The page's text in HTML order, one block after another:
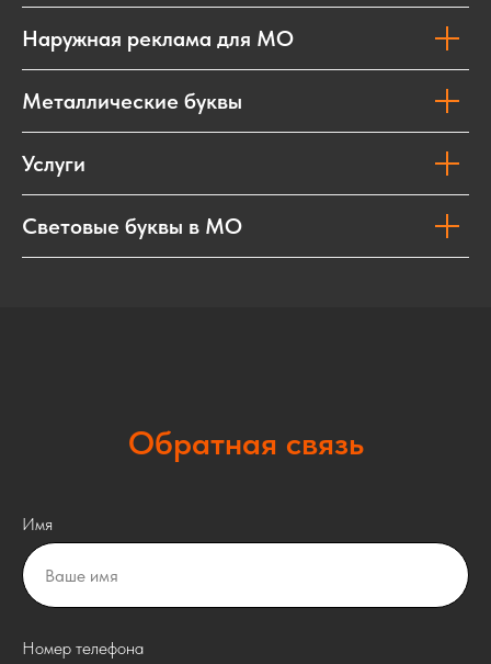
Наружная реклама для МО
Металлические буквы
Услуги
Световые буквы в МО
Обратная связь
Имя
Номер телефона